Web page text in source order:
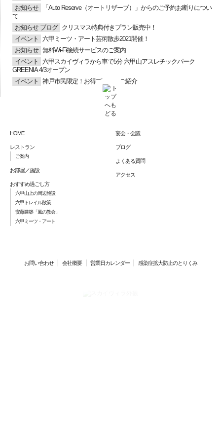
お知らせ
「Auto Reserve（オートリザーブ）」からのご予約お断りについ
て
お知らせ ブログ
クリスマス特典付きプラン販売中！
イベント
六甲ミーツ・アート芸術散歩2021開催！
お知らせ 無料Wi-Fi接続サービスのご案内
イベント
六甲スカイヴィラから車で5分 六甲山アスレチックパーク
GREENIA 4/3オープン
イベント
神戸市民限定！お得プランのご紹介
HOME
レストラン
ご案内
お部屋／施設
おすすめ過ごし方
六甲山上の周辺施設
六甲トレイル散策
安藤建築「風の教会」
六甲ミーツ・アート
宴会・会議
ブログ
よくある質問
アクセス
お問い合わせ 会社概要 営業日カレンダー 感染症拡大防止のとりくみ